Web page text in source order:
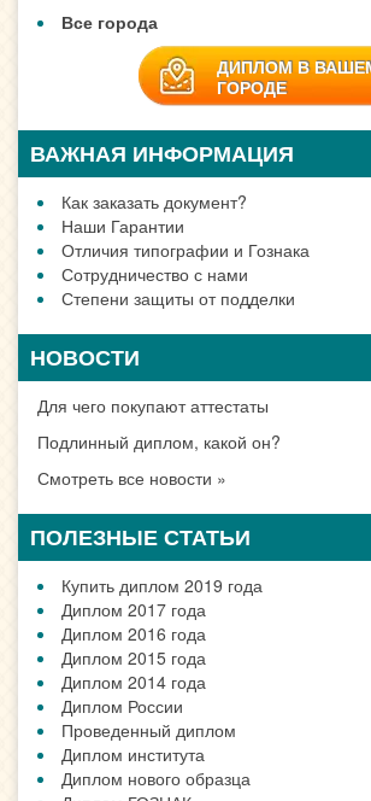
Все города
ДИПЛОМ В
ГОРОДЕ
ВАЖНАЯ ИНФОРМАЦИЯ
Как заказать документ?
Наши Гарантии
Отличия типографии и Гознака
Сотрудничество с нами
Степени защиты от подделки
НОВОСТИ
Для чего покупают аттестаты
Подлинный диплом, какой он?
Смотреть все новости »
ПОЛЕЗНЫЕ СТАТЬИ
Купить диплом 2019 года
Диплом 2017 года
Диплом 2016 года
Диплом 2015 года
Диплом 2014 года
Диплом России
Проведенный диплом
Диплом института
Диплом нового образца